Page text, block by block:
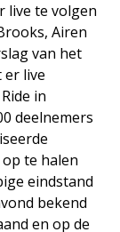
live te volgen
Airen
van het
er live
in
deelnemers
te halen
eindstand
bekend
en op de